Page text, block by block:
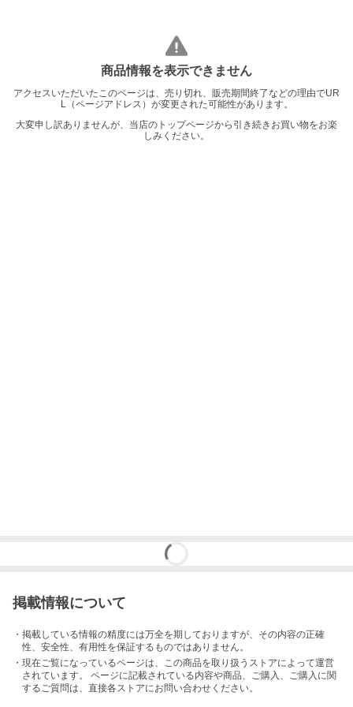
商品情報を表示できません
アクセスいただいたこのページは、売り切れ、販売期間終了などの理由でUR
L（ページアドレス）が変更された可能性があります。
大変申し訳ありませんが、当店のトップページから引き続きお買い物をお楽
しみください。
掲載情報について
・掲載している情報の精度には万全を期しておりますが、その内容の正確
性、安全性、有用性を保証するものではありません。
・現在ご覧になっているページは、この商品を取り扱うストアによって運営
されています。 ページに記載されている内容や商品、ご購入 、ご購入に関
するご質問は、直接各ストアにお問い合わせください。